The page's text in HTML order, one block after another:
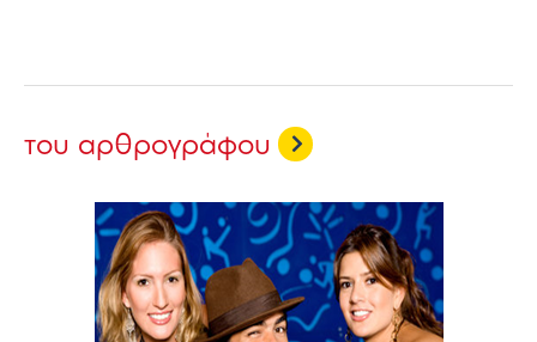
του αρθρογράφου